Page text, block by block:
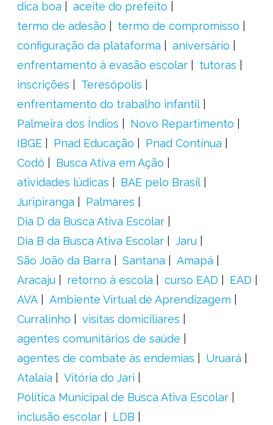
dica boa
aceite do prefeito
termo de adesão
termo de compromisso
configuração da plataforma
aniversário
enfrentamento à evasão escolar
tutoras
inscrições
Teresópolis
enfrentamento do trabalho infantil
Palmeira dos Índios
Novo Repartimento
IBGE
Pnad Educação
Pnad Contínua
Codó
Busca Ativa em Ação
atividades lúdicas
BAE pelo Brasil
Juripiranga
Palmares
Dia D da Busca Ativa Escolar
Dia B da Busca Ativa Escolar
Jaru
São João da Barra
Santana
Amapá
Aracaju
retorno à escola curso EAD
EAD
AVA
Ambiente Virtual de Aprendizagem
Curralinho
visitas domiciliares
agentes comunitários de saúde
agentes de combate às endemias
Uruará
Atalaia
Vitória do Jari
Política Municipal de Busca Ativa Escolar
inclusão escolar
LDB